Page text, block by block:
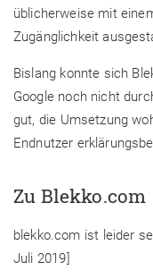
üblicherweise mit
Zugänglichkeit
Bislang konnte sich
Google noch nicht
gut, die Umsetzung
Endnutzer
Zu Blekko.com
blekko.com ist leider
Juli 2019]